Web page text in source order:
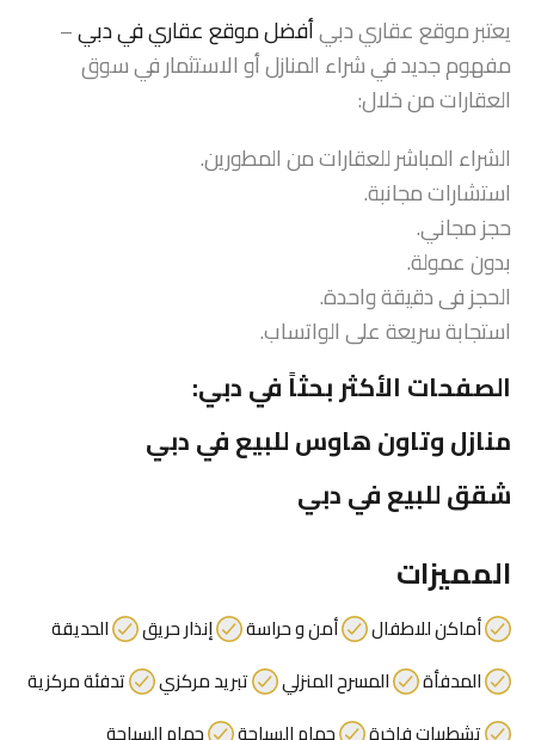
يعتبر موقع عقاري دبيأفضل موقع عقاري في دبي–
مفهوم جديد في شراء المنازل أو الاستثمار في سوق
العقارات من خلال:
الشراء المباشر للعقارات من المطورين.
استشارات مجانبة.
حجز مجاني.
بدون عمولة.
الحجز فى دقيقة واحدة.
استجابة سريعة على الواتساب.
الصفحات الأكثر بحثاً في دبي:
منازل وتاون هاوس للبيع في دبي
شقق للبيع في دبي
المميزات
أماكن للاطفال أمن و حراسة إنذار حريق
الحديقة
المدفأة
المسرح المنزلي تبريد مركزي
تدفئة مركزية